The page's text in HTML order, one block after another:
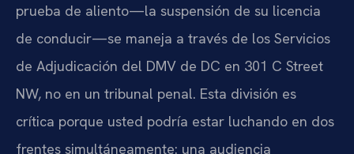
prueba de aliento—la suspensión de su licencia
de conducir—se maneja a través de los Servicios
de Adjudicación del DMV de DC en 301 C Street
NW, no en un tribunal penal. Esta división es
crítica porque usted podría estar luchando en dos
frentes simultáneamente: una audiencia